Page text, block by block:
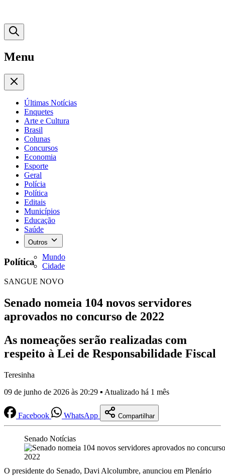
Menu
Últimas Notícias
Enquetes
Arte e Cultura
Brasil
Colunas
Concursos
Economia
Esporte
Geral
Polícia
Política
Editais
Municípios
Educação
Saúde
Outros
Mundo
Cidade
Política
SANGUE NOVO
Senado nomeia 104 novos servidores
aprovados no concurso de 2022
As nomeações serão realizadas com
respeito à Lei de Responsabilidade Fiscal
Teresinha
09 de junho de 2026 às 20:29 ▪ Atualizado há 1 mês
Facebook WhatsApp Compartilhar
Senado Notícias
O presidente do Senado, Davi Alcolumbre, anunciou em Plenário